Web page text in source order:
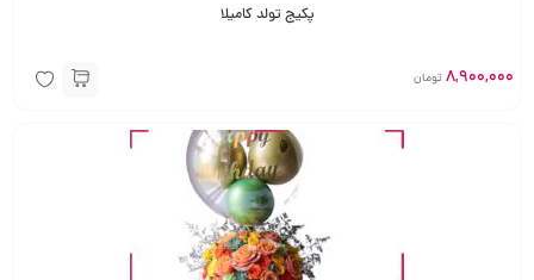
پکیج تولد کامیلا
8,900,000 تومان